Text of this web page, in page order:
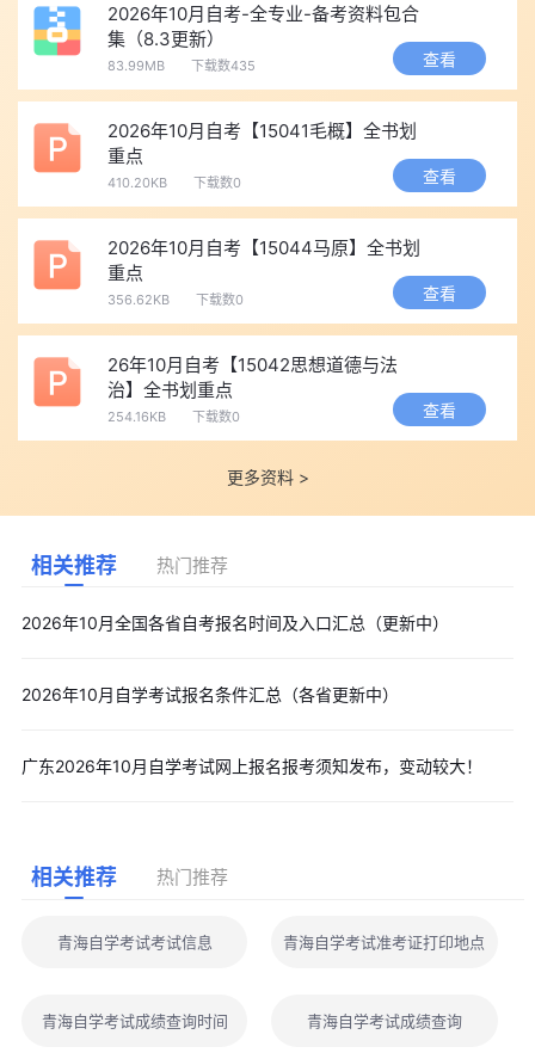
2026年10月自考-全专业-备考资料包合
集（8.3更新）
83.99MB 下载数435 查看
2026年10月自考【15041毛概】全书划
重点
410.20KB 下载数0 查看
2026年10月自考【15044马原】全书划
重点
356.62KB 下载数0 查看
26年10月自考【15042思想道德与法
治】全书划重点
254.16KB 下载数0 查看
更多资料 >
相关推荐 热门推荐
2026年10月全国各省自考报名时间及入口汇总（更新中）
2026年10月自学考试报名条件汇总（各省更新中）
广东2026年10月自学考试网上报名报考须知发布，变动较大！
相关推荐 热门推荐
青海自学考试考试信息 青海自学考试准考证打印地点
青海自学考试成绩查询时间 青海自学考试成绩查询